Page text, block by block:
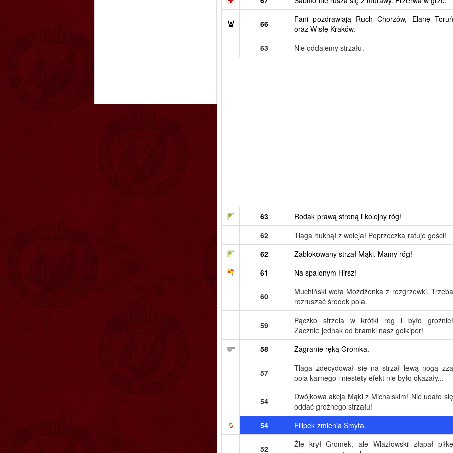
66
Fani pozdrawiają Ruch Chorzów, Elanę Toruń
oraz Wisłę Kraków.
63
Nie oddajemy strzału.
63
Rodak prawą stroną i kolejny róg!
62
Tlaga huknął z woleja! Poprzeczka ratuje gości!
62
Zablokowany strzał Mąki. Mamy róg!
61
Na spalonym Hirsz!
60
Muchiński woła Możdżonka z rozgrzewki. Trzeba
rozruszać środek pola.
59
Pączko strzela w krótki róg i było groźnie!
Zacznie jednak od bramki nasz golkiper!
58
Zagranie ręką Gromka.
57
Tlaga zdecydował się na strzał lewą nogą zza
pola karnego i niestety efekt nie było okazały...
54
Dwójkowa akcja Mąki z Michalskim! Nie udało się
oddać groźnego strzału!
54
Filipek zmienia Smyta.
52
Źle krył Gromek, ale Wlazłowski złapał piłkę